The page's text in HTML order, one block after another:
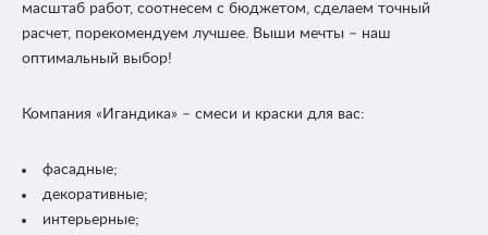
масштаб работ, соотнесем с бюджетом, сделаем точный
расчет, порекомендуем лучшее. Выши мечты – наш
оптимальный выбор!
Компания «Игандика» – смеси и краски для вас:
фасадные;
декоративные;
интерьерные;